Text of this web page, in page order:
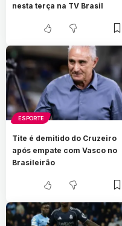
nesta terça na TV Brasil
ESPORTE
Tite é demitido do Cruzeiro
após empate com Vasco no
Brasileirão